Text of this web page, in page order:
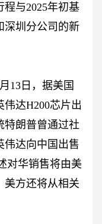
与2025年初基
深圳分公司的新
13日，据美国
达H200芯片出
特朗普曾通过社
伟达向中国出售
对华销售将由美
美方还将从相关